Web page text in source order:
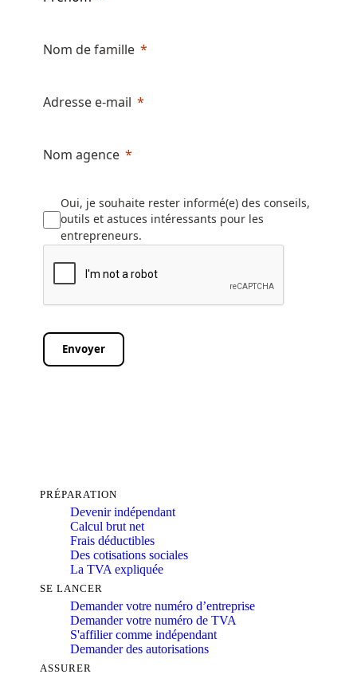
Nom de famille
Adresse e-mail
Nom agence
Oui, je souhaite rester informé(e) des conseils,
outils et astuces intéressants pour les
entrepreneurs.
Envoyer
PRÉPARATION
Devenir indépendant
Calcul brut net
Frais déductibles
Des cotisations sociales
La TVA expliquée
SE LANCER
Demander votre numéro d’entreprise
Demander votre numéro de TVA
S'affilier comme indépendant
Demander des autorisations
ASSURER